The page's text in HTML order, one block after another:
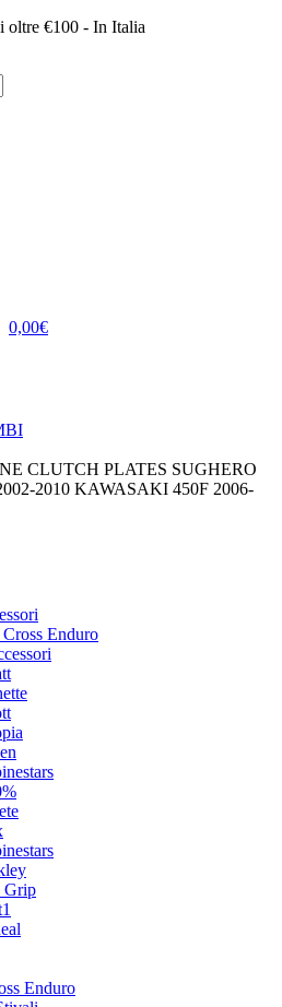
oltre €100 - In Italia
0,00€
CLUTCH PLATES SUGHERO
2010 KAWASAKI 450F 2006-
Enduro
Grip
Enduro